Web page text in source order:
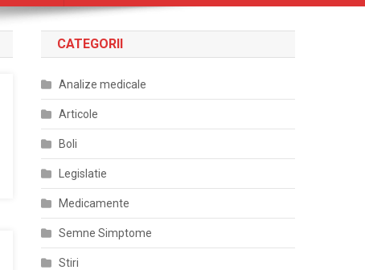
CATEGORII
Analize medicale
Articole
Boli
Legislatie
Medicamente
Semne Simptome
Stiri